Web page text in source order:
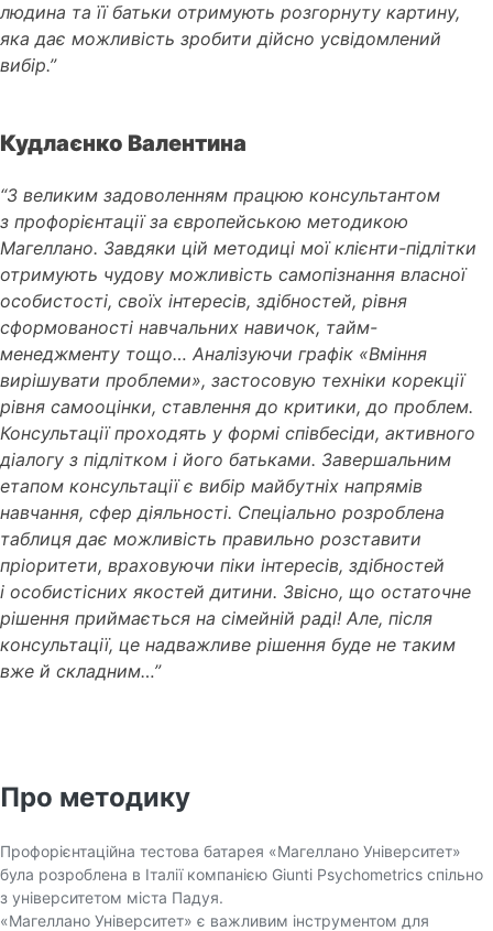
людина та її батьки отримують розгорнуту картину,
яка дає можливість зробити дійсно усвідомлений
вибір.”
Кудлаєнко Валентина
“З великим задоволенням працюю консультантом
з профорієнтації за європейською методикою
Магеллано. Завдяки цій методиці мої клієнти-підлітки
отримують чудову можливість самопізнання власної
особистості, своїх інтересів, здібностей, рівня
сформованості навчальних навичок, тайм-
менеджменту тощо… Аналізуючи графік «Вміння
вирішувати проблеми», застосовую техніки корекції
рівня самооцінки, ставлення до критики, до проблем.
Консультації проходять у формі співбесіди, активного
діалогу з підлітком і його батьками. Завершальним
етапом консультації є вибір майбутніх напрямів
навчання, сфер діяльності. Спеціально розроблена
таблиця дає можливість правильно розставити
пріоритети, враховуючи піки інтересів, здібностей
і особистісних якостей дитини. Звісно, що остаточне
рішення приймається на сімейній раді! Але, після
консультації, це надважливе рішення буде не таким
вже й складним…”
Про методику
Профорієнтаційна тестова батарея «Магеллано Університет»
була розроблена в Італії компанією Giunti Psychometrics спільно
з університетом міста Падуя.
«Магеллано Університет» є важливим інструментом для